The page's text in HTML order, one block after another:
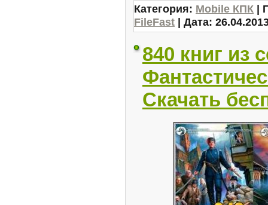
Категория: Mobile КПК |
FileFast | Дата:
840 книг из
Скачать